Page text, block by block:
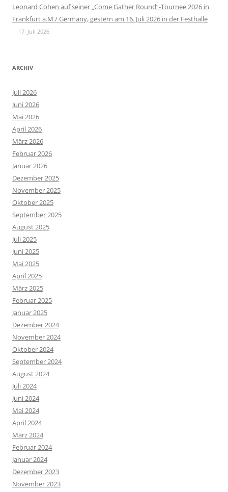
Leonard Cohen auf seiner „Come Gather Round“-Tournee 2026 in
Frankfurt a.M./ Germany, gestern am 16. Juli 2026 in der Festhalle
17. Juli 2026
ARCHIV
Juli 2026
Juni 2026
Mai 2026
April 2026
März 2026
Februar 2026
Januar 2026
Dezember 2025
November 2025
Oktober 2025
September 2025
August 2025
Juli 2025
Juni 2025
Mai 2025
April 2025
März 2025
Februar 2025
Januar 2025
Dezember 2024
November 2024
Oktober 2024
September 2024
August 2024
Juli 2024
Juni 2024
Mai 2024
April 2024
März 2024
Februar 2024
Januar 2024
Dezember 2023
November 2023